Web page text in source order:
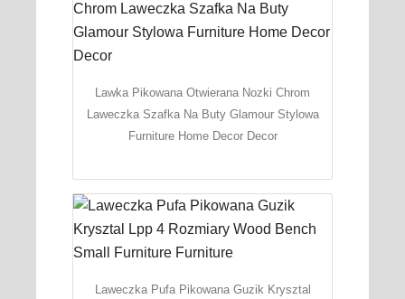
Lawka Pikowana Otwierana Nozki Chrom
Laweczka Szafka Na Buty Glamour Stylowa
Furniture Home Decor Decor
Laweczka Pufa Pikowana Guzik Krysztal